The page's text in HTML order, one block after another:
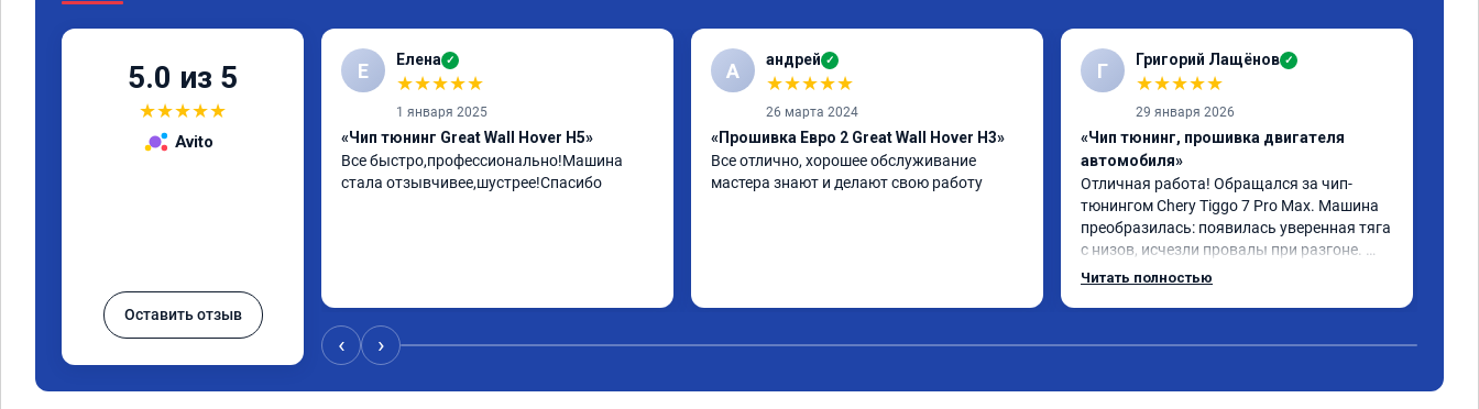
5.0 из 5
★★★★★
Avito
Оставить отзыв
Е Елена ✓
★★★★★
1 января 2025
«Чип тюнинг Great Wall Hover H5»
Все быстро,профессионально!Машина
стала отзывчивее,шустрее!Спасибо
А андрей ✓
★★★★★
26 марта 2024
«Прошивка Евро 2 Great Wall Hover H3»
Все отлично, хорошее обслуживание
мастера знают и делают свою работу
Г Григорий Лащёнов ✓
★★★★★
29 января 2026
«Чип тюнинг, прошивка двигателя
автомобиля»
Отличная работа! Обращался за чип-
тюнингом Chery Tiggo 7 Pro Max. Машина
преобразилась: появилась уверенная тяга
с низов, исчезли провалы при разгоне.
Расход в спокойном режиме даже немного
Читать полностью
‹ ›